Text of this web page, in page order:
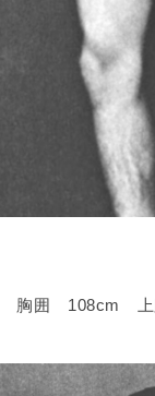
囲 108cm 上